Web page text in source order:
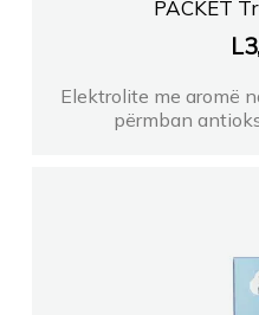
PACKET
L
Elektrolite me aromë
përmban